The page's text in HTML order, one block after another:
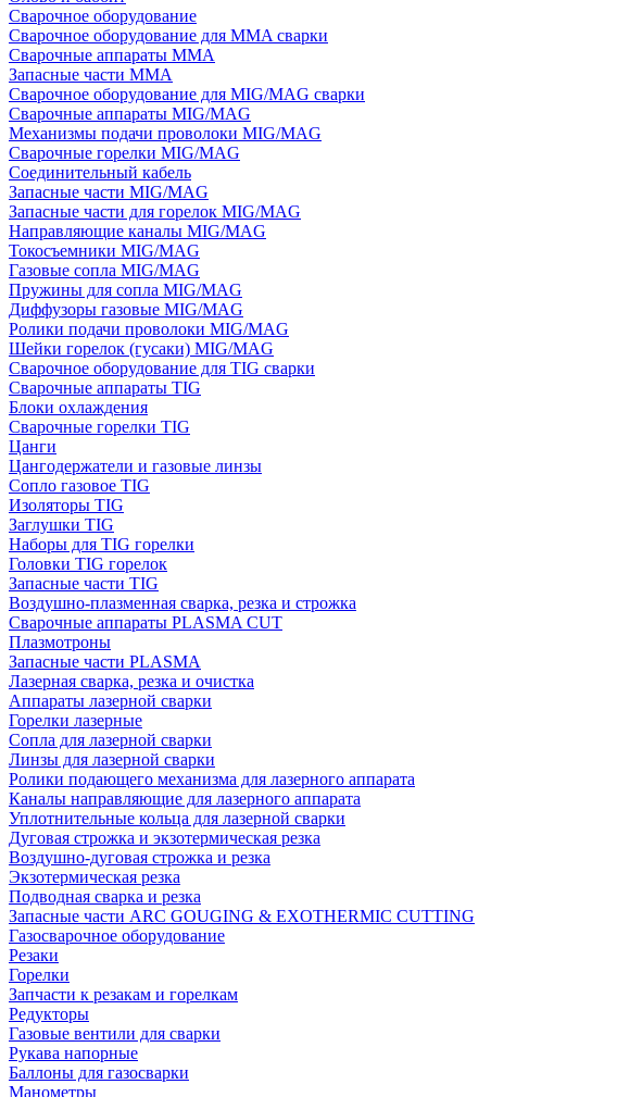
Сварочное оборудование
Сварочное оборудование для MMA сварки
Сварочные аппараты MMA
Запасные части MMA
Сварочное оборудование для MIG/MAG сварки
Сварочные аппараты MIG/MAG
Механизмы подачи проволоки MIG/MAG
Сварочные горелки MIG/MAG
Соединительный кабель
Запасные части MIG/MAG
Запасные части для горелок MIG/MAG
Направляющие каналы MIG/MAG
Токосъемники MIG/MAG
Газовые сопла MIG/MAG
Пружины для сопла MIG/MAG
Диффузоры газовые MIG/MAG
Ролики подачи проволоки MIG/MAG
Шейки горелок (гусаки) MIG/MAG
Сварочное оборудование для TIG сварки
Сварочные аппараты TIG
Блоки охлаждения
Сварочные горелки TIG
Цанги
Цангодержатели и газовые линзы
Сопло газовое TIG
Изоляторы TIG
Заглушки TIG
Наборы для TIG горелки
Головки TIG горелок
Запасные части TIG
Воздушно-плазменная сварка, резка и строжка
Сварочные аппараты PLASMA CUT
Плазмотроны
Запасные части PLASMA
Лазерная сварка, резка и очистка
Аппараты лазерной сварки
Горелки лазерные
Сопла для лазерной сварки
Линзы для лазерной сварки
Ролики подающего механизма для лазерного аппарата
Каналы направляющие для лазерного аппарата
Уплотнительные кольца для лазерной сварки
Дуговая строжка и экзотермическая резка
Воздушно-дуговая строжка и резка
Экзотермическая резка
Подводная сварка и резка
Запасные части ARC GOUGING & EXOTHERMIC CUTTING
Газосварочное оборудование
Резаки
Горелки
Запчасти к резакам и горелкам
Редукторы
Газовые вентили для сварки
Рукава напорные
Баллоны для газосварки
Манометры